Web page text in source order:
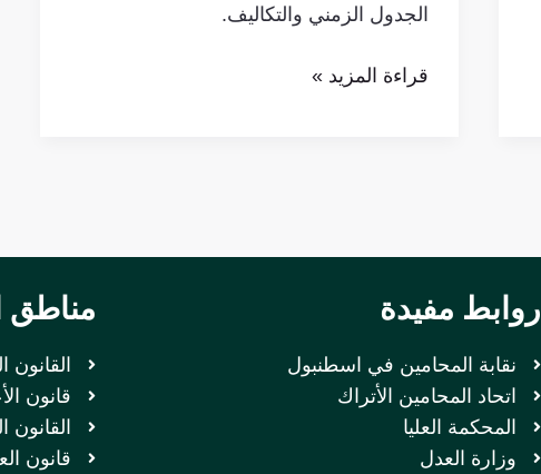
الجدول الزمني والتكاليف.
قراءة المزيد »
روابط مفيدة
نقابة المحامين في اسطنبول
اتحاد المحامين الأتراك
المحكمة العليا
وزارة العدل
مناطق
القانون
قانون
القانون
قانون